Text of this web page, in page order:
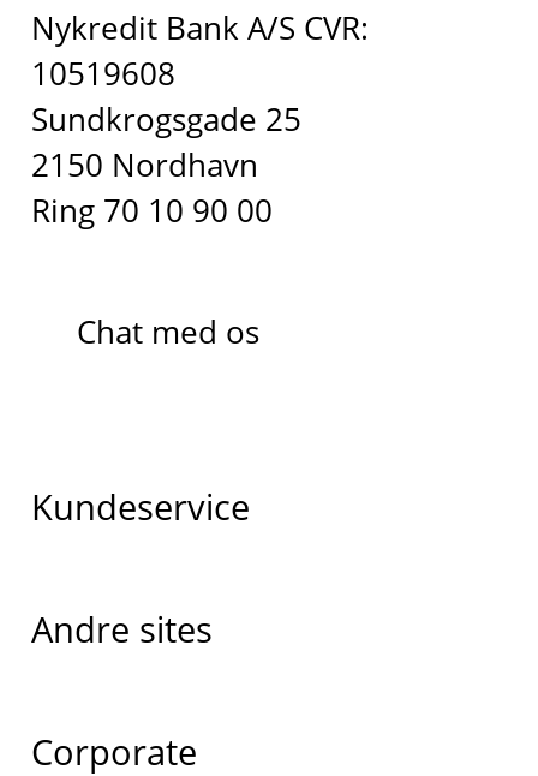
Nykredit Bank A/S CVR:
10519608
Sundkrogsgade 25
2150 Nordhavn
Ring 70 10 90 00
Chat med os
Kundeservice
Andre sites
Corporate